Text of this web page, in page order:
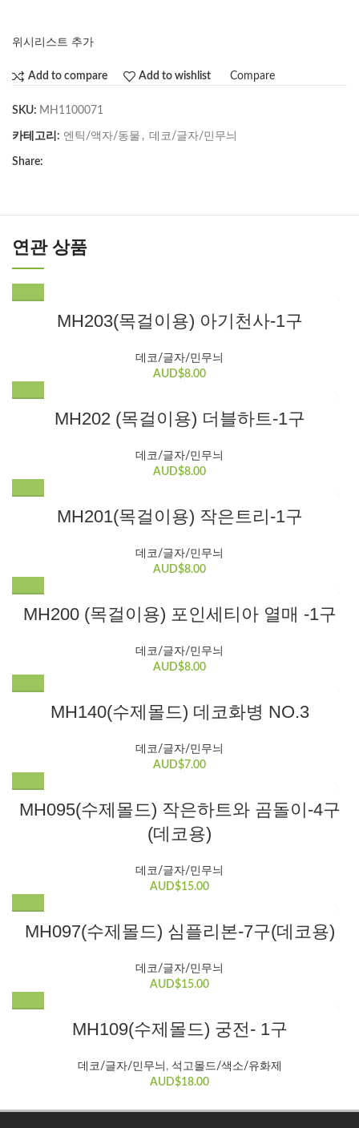
위시리스트 추가
Add to compare Add to wishlist Compare
SKU: MH1100071
카테고리: 엔틱/액자/동물 , 데코/글자/민무늬
Share:
연관 상품
MH203(목걸이용) 아기천사-1구
데코/글자/민무늬
AUD$8.00
MH202 (목걸이용) 더블하트-1구
데코/글자/민무늬
AUD$8.00
MH201(목걸이용) 작은트리-1구
데코/글자/민무늬
AUD$8.00
MH200 (목걸이용) 포인세티아 열매 -1구
데코/글자/민무늬
AUD$8.00
MH140(수제몰드) 데코화병 NO.3
데코/글자/민무늬
AUD$7.00
MH095(수제몰드) 작은하트와 곰돌이-4구
(데코용)
데코/글자/민무늬
AUD$15.00
MH097(수제몰드) 심플리본-7구(데코용)
데코/글자/민무늬
AUD$15.00
MH109(수제몰드) 궁전- 1구
데코/글자/민무늬 , 석고몰드/색소/유화제
AUD$18.00